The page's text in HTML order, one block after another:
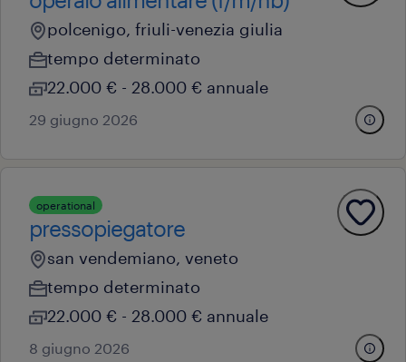
polcenigo, friuli-venezia giulia
tempo determinato
22.000 € - 28.000 € annuale
29 giugno 2026
operational
pressopiegatore
san vendemiano, veneto
tempo determinato
22.000 € - 28.000 € annuale
8 giugno 2026